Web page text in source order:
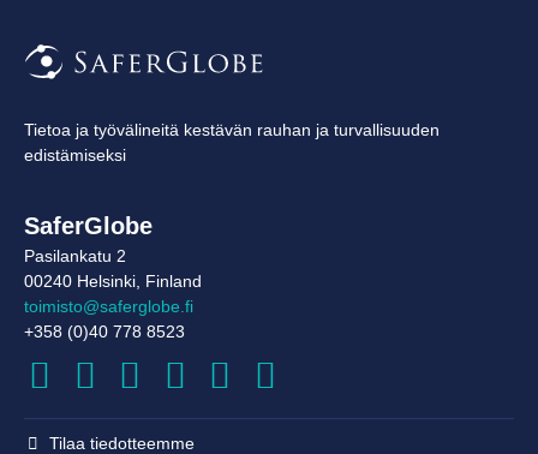
Tietoa ja työvälineitä kestävän rauhan ja turvallisuuden
edistämiseksi
SaferGlobe
Pasilankatu 2
00240 Helsinki, Finland
toimisto@saferglobe.fi
+358 (0)40 778 8523
Tilaa tiedotteemme